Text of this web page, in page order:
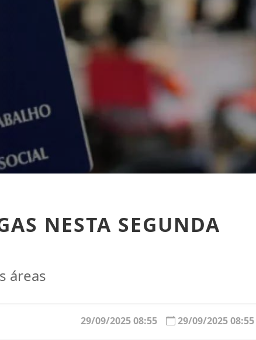
NESTA SEGUNDA
áreas
29/09/2025 08:55
29/09/2025 08:55